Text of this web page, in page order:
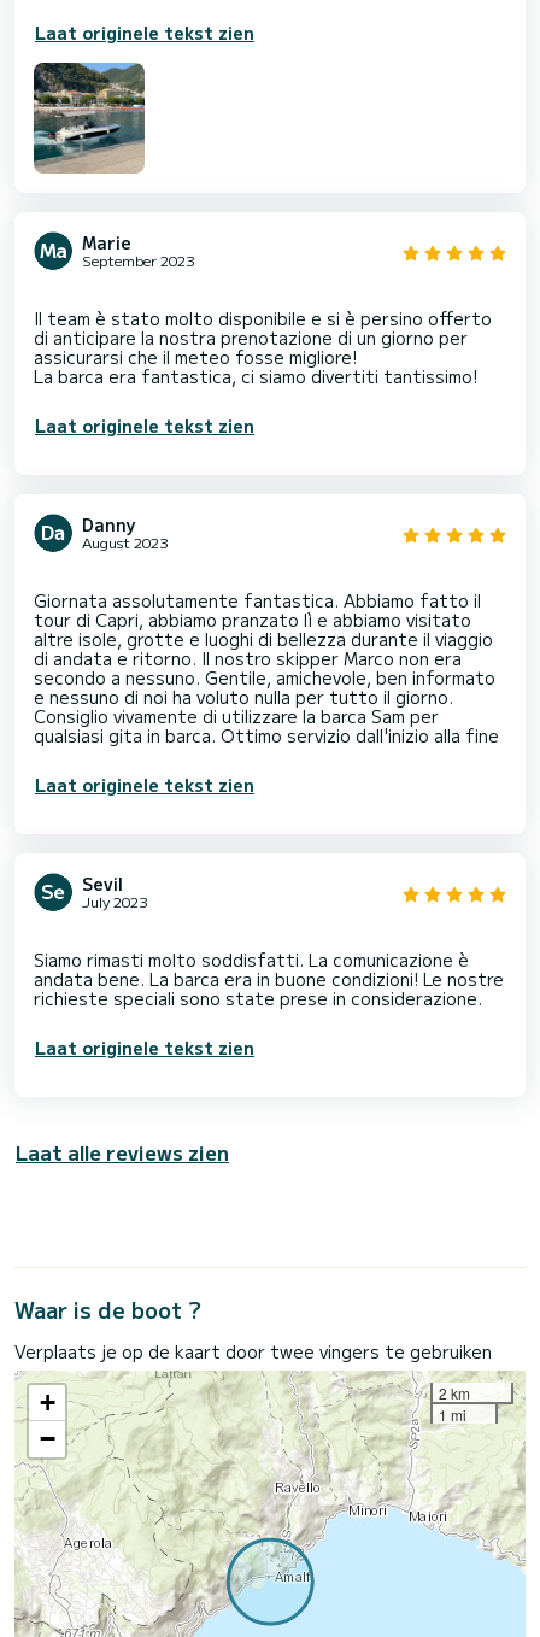
Laat originele tekst zien
Marie
September 2023
Il team è stato molto disponibile e si è persino offerto
di anticipare la nostra prenotazione di un giorno per
assicurarsi che il meteo fosse migliore!
Laat originele tekst zien
Danny
August 2023
Giornata assolutamente fantastica. Abbiamo fatto il
tour di Capri, abbiamo pranzato lì e abbiamo visitato
altre isole, grotte e luoghi di bellezza durante il viaggio
di andata e ritorno. Il nostro skipper Marco non era
secondo a nessuno. Gentile, amichevole, ben informato
e nessuno di noi ha voluto nulla per tutto il giorno.
Consiglio vivamente di utilizzare la barca Sam per
Laat originele tekst zien
Sevil
July 2023
Siamo rimasti molto soddisfatti. La comunicazione è
andata bene. La barca era in buone condizioni! Le nostre
Laat originele tekst zien
Laat alle reviews zien
Waar is de boot ?
Verplaats je op de kaart door twee vingers te gebruiken
+
−
2 km
1 mi